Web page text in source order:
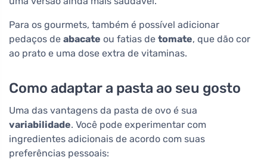
Para os gourmets, também é possível adicionar
pedaços de abacate ou fatias de tomate, que dão cor
ao prato e uma dose extra de vitaminas.
Como adaptar a pasta ao seu gosto
Uma das vantagens da pasta de ovo é sua
variabilidade. Você pode experimentar com
ingredientes adicionais de acordo com suas
preferências pessoais: